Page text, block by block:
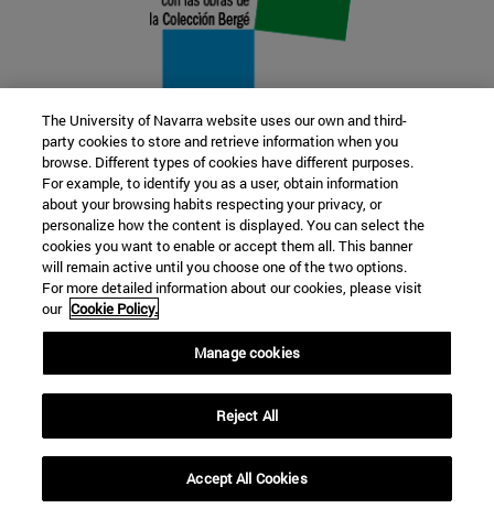
22 SEP
FUNCIÓN Y FICCIÓN. Varios artistas
Más información
The University of Navarra website uses our own and third-
party cookies to store and retrieve information when you
browse. Different types of cookies have different purposes.
For example, to identify you as a user, obtain information
about your browsing habits respecting your privacy, or
personalize how the content is displayed. You can select the
cookies you want to enable or accept them all. This banner
will remain active until you choose one of the two options.
For more detailed information about our cookies, please visit
our Cookie Policy.
Manage cookies
Reject All
Accept All Cookies